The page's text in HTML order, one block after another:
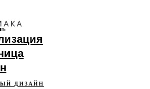
ДИЗАЙН